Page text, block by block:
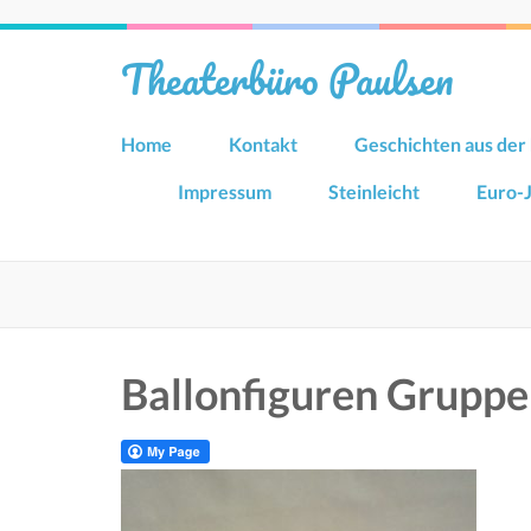
Theaterbüro Paulsen
Home Kontakt Geschichten aus
Impressum Steinleicht Euro-
Ballonfiguren